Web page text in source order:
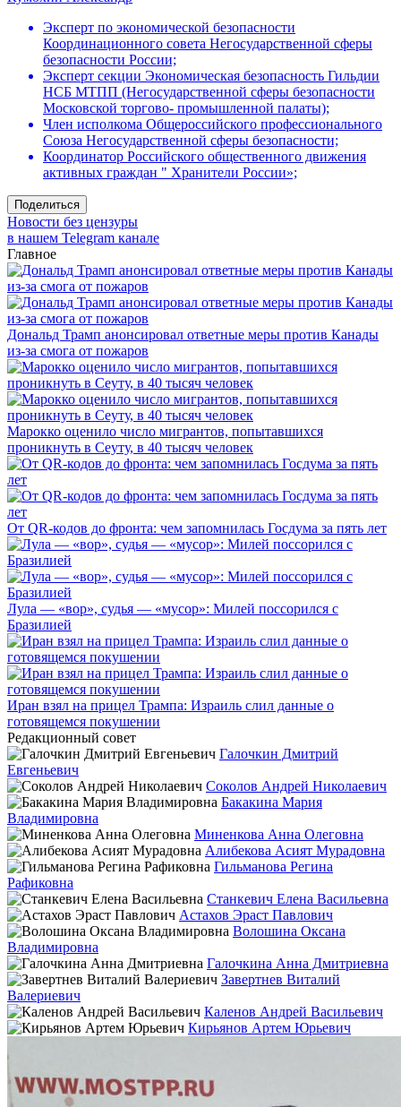
Эксперт по экономической безопасности
Координационного совета Негосударственной сферы
безопасности России;
Эксперт секции Экономическая безопасность Гильдии
НСБ МТПП (Негосударственной сферы безопасности
Московской торгово- промышленной палаты);
Член исполкома Общероссийского профессионального
Союза Негосударственной сферы безопасности;
Координатор Российского общественного движения
активных граждан " Хранители России»;
Поделиться
Новости без цензуры
в нашем Telegram канале
Главное
Дональд Трамп анонсировал ответные меры против Канады
из-за смога от пожаров
Марокко оценило число мигрантов, попытавшихся
проникнуть в Сеуту, в 40 тысяч человек
От QR-кодов до фронта: чем запомнилась Госдума за пять лет
Лула — «вор», судья — «мусор»: Милей поссорился с
Бразилией
Иран взял на прицел Трампа: Израиль слил данные о
готовящемся покушении
Редакционный совет
Галочкин Дмитрий
Евгеньевич
Соколов Андрей Николаевич
Бакакина Мария
Владимировна
Миненкова Анна Олеговна
Алибекова Асият Мурадовна
Гильманова Регина
Рафиковна
Станкевич Елена Васильевна
Астахов Эраст Павлович
Волошина Оксана
Владимировна
Галочкина Анна Дмитриевна
Завертнев Виталий
Валериевич
Каленов Андрей Васильевич
Кирьянов Артем Юрьевич